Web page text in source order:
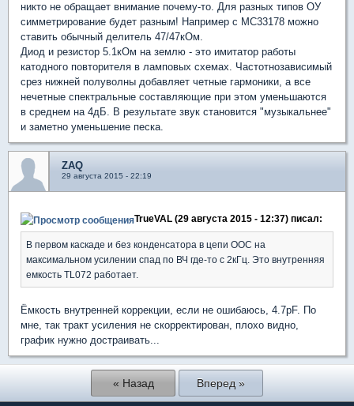
никто не обращает внимание почему-то. Для разных типов ОУ
симметрирование будет разным! Например с МС33178 можно
ставить обычный делитель 47/47кОм.
Диод и резистор 5.1кОм на землю - это имитатор работы
катодного повторителя в ламповых схемах. Частотнозависимый
срез нижней полуволны добавляет четные гармоники, а все
нечетные спектральные составляющие при этом уменьшаются
в среднем на 4дБ. В результате звук становится "музыкальнее"
и заметно уменьшение песка.
ZAQ
29 августа 2015 - 22:19
TrueVAL (29 августа 2015 - 12:37) писал:
В первом каскаде и без конденсатора в цепи ООС на
максимальном усилении спад по ВЧ где-то с 2кГц. Это внутренняя
емкость TL072 работает.
Ёмкость внутренней коррекции, если не ошибаюсь, 4.7pF. По
мне, так тракт усиления не скорректирован, плохо видно,
график нужно достраивать...
« Назад Вперед »